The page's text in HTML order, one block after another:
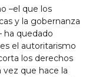
–el que los
y la gobernanza
ha quedado
el autoritarismo
los derechos
vez que hace la